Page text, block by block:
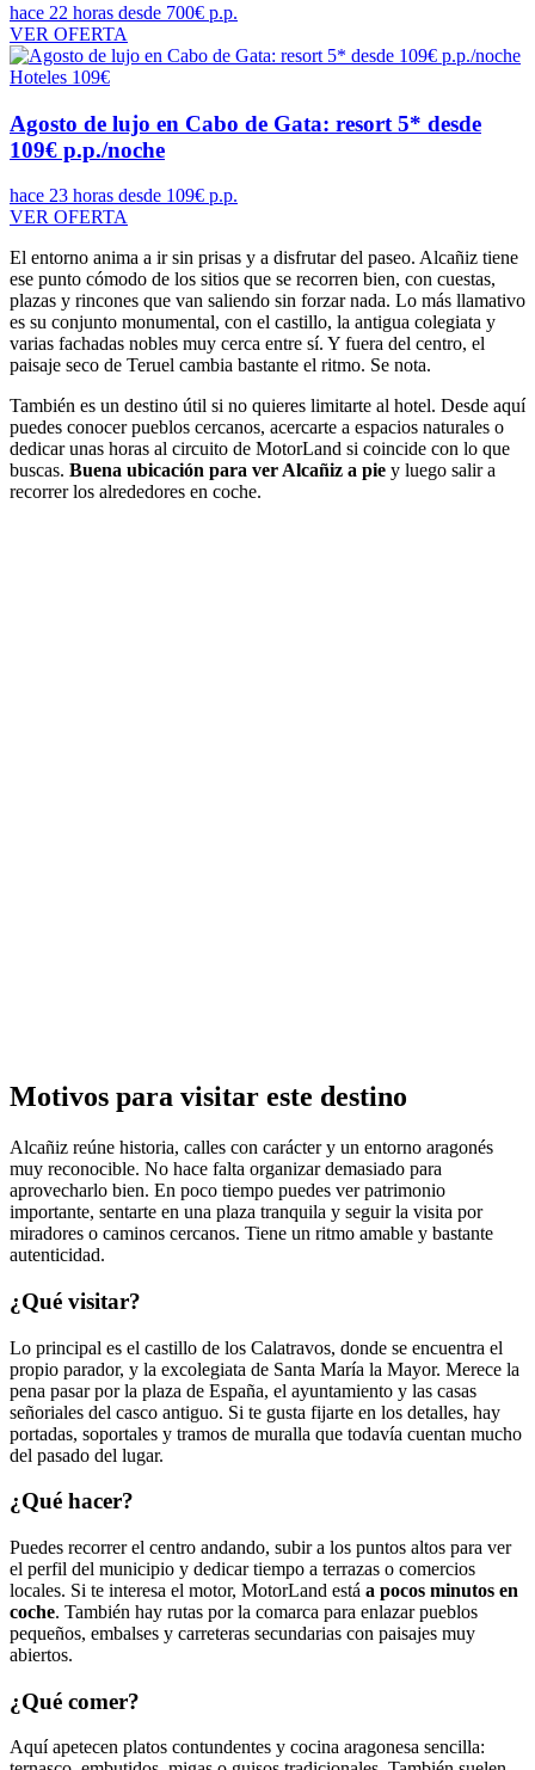
hace 22 horas desde 700€ p.p.
VER OFERTA
Hoteles 109€
Agosto de lujo en Cabo de Gata: resort 5* desde
109€ p.p./noche
hace 23 horas desde 109€ p.p.
VER OFERTA
El entorno anima a ir sin prisas y a disfrutar del paseo. Alcañiz tiene
ese punto cómodo de los sitios que se recorren bien, con cuestas,
plazas y rincones que van saliendo sin forzar nada. Lo más llamativo
es su conjunto monumental, con el castillo, la antigua colegiata y
varias fachadas nobles muy cerca entre sí. Y fuera del centro, el
paisaje seco de Teruel cambia bastante el ritmo. Se nota.
También es un destino útil si no quieres limitarte al hotel. Desde aquí
puedes conocer pueblos cercanos, acercarte a espacios naturales o
dedicar unas horas al circuito de MotorLand si coincide con lo que
buscas. Buena ubicación para ver Alcañiz a pie y luego salir a
recorrer los alrededores en coche.
Motivos para visitar este destino
Alcañiz reúne historia, calles con carácter y un entorno aragonés
muy reconocible. No hace falta organizar demasiado para
aprovecharlo bien. En poco tiempo puedes ver patrimonio
importante, sentarte en una plaza tranquila y seguir la visita por
miradores o caminos cercanos. Tiene un ritmo amable y bastante
autenticidad.
¿Qué visitar?
Lo principal es el castillo de los Calatravos, donde se encuentra el
propio parador, y la excolegiata de Santa María la Mayor. Merece la
pena pasar por la plaza de España, el ayuntamiento y las casas
señoriales del casco antiguo. Si te gusta fijarte en los detalles, hay
portadas, soportales y tramos de muralla que todavía cuentan mucho
del pasado del lugar.
¿Qué hacer?
Puedes recorrer el centro andando, subir a los puntos altos para ver
el perfil del municipio y dedicar tiempo a terrazas o comercios
locales. Si te interesa el motor, MotorLand está a pocos minutos en
coche. También hay rutas por la comarca para enlazar pueblos
pequeños, embalses y carreteras secundarias con paisajes muy
abiertos.
¿Qué comer?
Aquí apetecen platos contundentes y cocina aragonesa sencilla: